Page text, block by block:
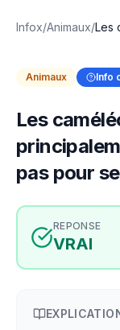
Infox/Animaux/Les
Animaux Info
Les
pas pour
REPONSE
VRAI